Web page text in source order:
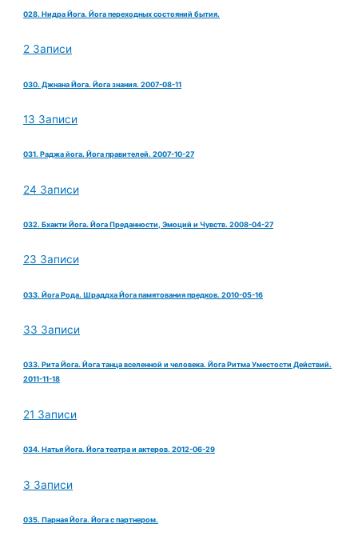
028. Нидра Йога. Йога переходных состояний бытия.
2 Записи
030. Джнана Йога. Йога знания. 2007-08-11
13 Записи
031. Раджа йога. Йога правителей. 2007-10-27
24 Записи
032. Бхакти Йога. Йога Преданности, Эмоций и Чувств. 2008-04-27
23 Записи
033. Йога Рода. Шраддха Йога памятования предков. 2010-05-16
33 Записи
033. Рита Йога. Йога танца вселенной и человека. Йога Ритма Уместости Действий.
2011-11-18
21 Записи
034. Натья Йога. Йога театра и актеров. 2012-06-29
3 Записи
035. Парная Йога. Йога с партнером.